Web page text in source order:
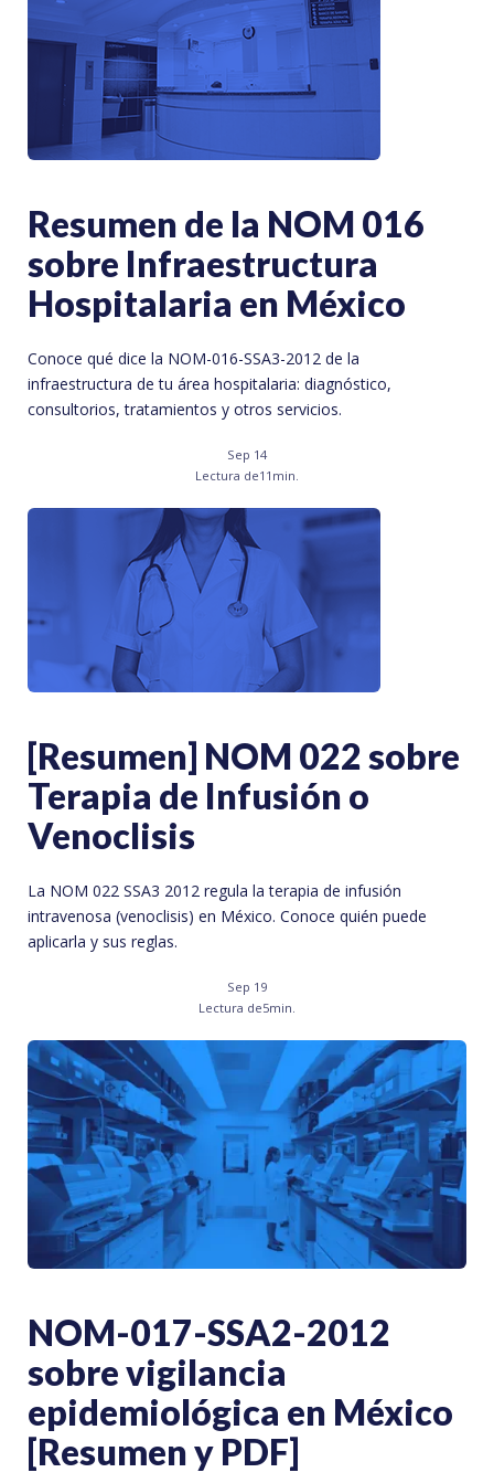
Resumen de la NOM 016
sobre Infraestructura
Hospitalaria en México
Conoce qué dice la NOM-016-SSA3-2012 de la
infraestructura de tu área hospitalaria: diagnóstico,
consultorios, tratamientos y otros servicios.
Sep 14
Lectura de11 min.
[Resumen] NOM 022 sobre
Terapia de Infusión o
Venoclisis
La NOM 022 SSA3 2012 regula la terapia de infusión
intravenosa (venoclisis) en México. Conoce quién puede
aplicarla y sus reglas.
Sep 19
Lectura de5min.
NOM-017-SSA2-2012
sobre vigilancia
epidemiológica en México
[Resumen y PDF]